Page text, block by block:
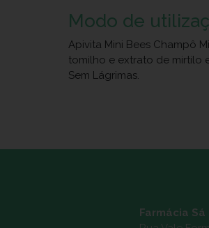
Modo de
Apivita Mini Bees Champô
tomilho e extrato de mirtilo
Sem Lágrimas.
Farmácia Sá